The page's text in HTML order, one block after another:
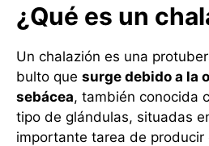
¿Qué es un
Un chalazión es una
bulto que surge debido a la
sebácea, también conocida
tipo de glándulas, situadas
importante tarea de